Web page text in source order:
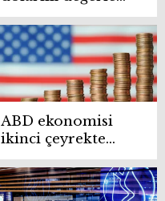
tarihe geçti
ABD ekonomisi
ikinci çeyrekte
beklentilerin
üzerinde yüzde
3,8 büyüdü